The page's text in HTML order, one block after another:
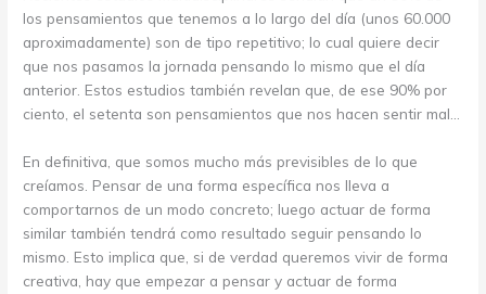
los pensamientos que tenemos a lo largo del día (unos 60.000
aproximadamente) son de tipo repetitivo; lo cual quiere decir
que nos pasamos la jornada pensando lo mismo que el día
anterior. Estos estudios también revelan que, de ese 90% por
ciento, el setenta son pensamientos que nos hacen sentir mal…
En definitiva, que somos mucho más previsibles de lo que
creíamos. Pensar de una forma específica nos lleva a
comportarnos de un modo concreto; luego actuar de forma
similar también tendrá como resultado seguir pensando lo
mismo. Esto implica que, si de verdad queremos vivir de forma
creativa, hay que empezar a pensar y actuar de forma